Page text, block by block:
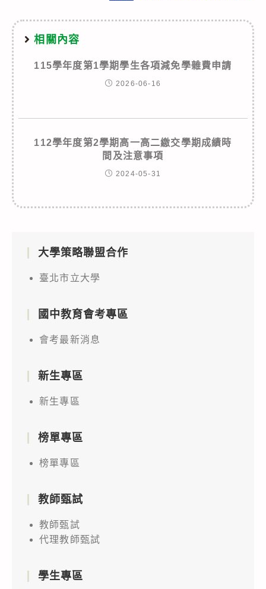
相關內容
115學年度第1學期學生各項減免學雜費申請
2026-06-16
112學年度第2學期高一高二繳交學期成績時
間及注意事項
2024-05-31
大學策略聯盟合作
臺北市立大學
國中教育會考專區
會考最新消息
新生專區
新生專區
榜單專區
榜單專區
教師甄試
教師甄試
代理教師甄試
學生專區